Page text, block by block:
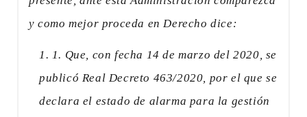
y como mejor proceda en Derecho dice:
1. Que, con fecha 14 de marzo del 2020, se
publicó Real Decreto 463/2020, por el que se
declara el estado de alarma para la gestión